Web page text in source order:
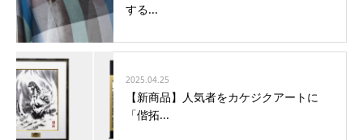
する...
2025.04.25
【新商品】人気者をカケジクアートに
「偕拓...